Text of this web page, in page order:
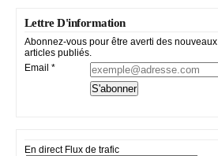
Lettre D'information
Abonnez-vous pour être averti des nouveaux
articles publiés.
Email
En direct Flux de trafic